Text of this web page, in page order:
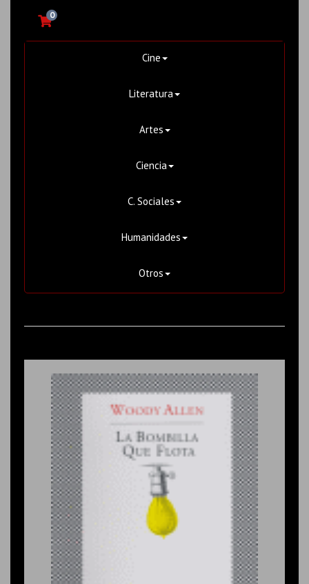
0
Cine
Literatura
Artes
Ciencia
C. Sociales
Humanidades
Otros